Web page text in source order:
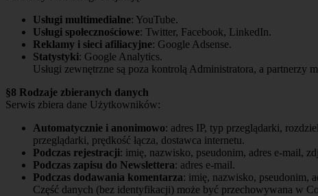
Usługi multimedialne: YouTube.
Usługi społecznościowe: Twitter, Facebook, LinkedIn.
Reklamy i sieci afiliacyjne: Google Adsense.
Statystyki: Google Analytics.
Usługi zewnętrzne są poza kontrolą Administratora, a
§8 Rodzaje zbieranych danych
Serwis zbiera dane Użytkowników:
Automatycznie i anonimowo: adres IP, typ przeglądarki,
przeglądarki, prędkość łącza, dostawca internetu.
Podczas rejestracji: imię, nazwisko, pseudonim, adres e-mail,
Podczas zapisu do Newslettera: adres e-mail.
Podczas dodawania komentarza: imię, nazwisko, pseudonim,
Część danych (bez identyfikacji) może być przechowywana w